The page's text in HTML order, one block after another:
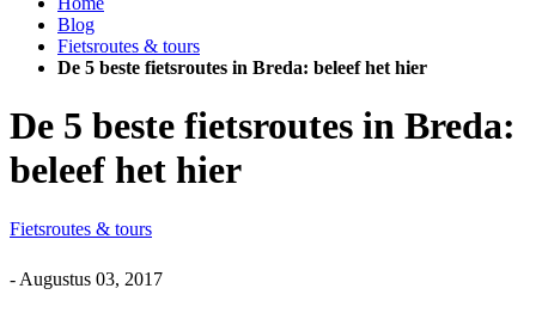
Blog
Fietsroutes & tours
De 5 beste fietsroutes in Breda: beleef het hier
De 5 beste fietsroutes in Breda:
beleef het hier
Fietsroutes & tours
- Augustus 03, 2017